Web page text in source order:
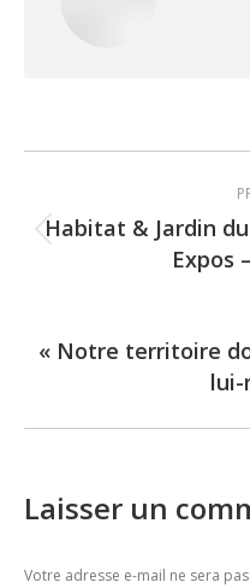
navigation
Habitat & Jardin
Expos
« Notre territoire
lui-
Laisser un
Votre adresse e-mail ne sera